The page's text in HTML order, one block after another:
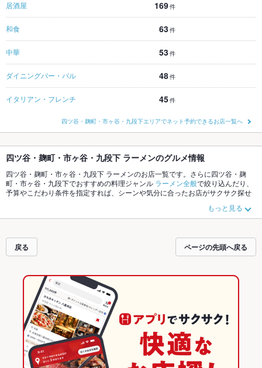
居酒屋 169件
和食 63件
中華 53件
ダイニングバー・バル 48件
イタリアン・フレンチ 45件
四ツ谷・麹町・市ヶ谷・九段下エリアでネット予約できるお店一覧へ
四ツ谷・麹町・市ヶ谷・九段下 ラーメンのグルメ情報
四ツ谷・麹町・市ヶ谷・九段下 ラーメンのお店一覧です。さらに四ツ谷・麹
町・市ヶ谷・九段下でおすすめの料理ジャンル ラーメン全般で絞り込んだり、
予算やこだわり条件を指定すれば、シーンや気分に合ったお店がサクサク探せ
や季節のおすすめ料理など、お店の
最新情報をご紹介しているので安心！24時間使える簡単便利なネット予約が使
パーティーにもお得に便利にホットペッパーグルメをご利用ください。
もっと見る
戻る ページの先頭へ戻る